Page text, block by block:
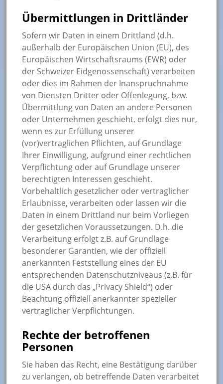
Übermittlungen in Drittländer
Sofern wir Daten in einem Drittland (d.h.
außerhalb der Europäischen Union (EU), des
Europäischen Wirtschaftsraums (EWR) oder
der Schweizer Eidgenossenschaft) verarbeiten
oder dies im Rahmen der Inanspruchnahme
von Diensten Dritter oder Offenlegung, bzw.
Übermittlung von Daten an andere Personen
oder Unternehmen geschieht, erfolgt dies nur,
wenn es zur Erfüllung unserer
(vor)vertraglichen Pflichten, auf Grundlage
Ihrer Einwilligung, aufgrund einer rechtlichen
Verpflichtung oder auf Grundlage unserer
berechtigten Interessen geschieht.
Vorbehaltlich gesetzlicher oder vertraglicher
Erlaubnisse, verarbeiten oder lassen wir die
Daten in einem Drittland nur beim Vorliegen
der gesetzlichen Voraussetzungen. D.h. die
Verarbeitung erfolgt z.B. auf Grundlage
besonderer Garantien, wie der offiziell
anerkannten Feststellung eines der EU
entsprechenden Datenschutzniveaus (z.B. für
die USA durch das „Privacy Shield“) oder
Beachtung offiziell anerkannter spezieller
vertraglicher Verpflichtungen.
Rechte der betroffenen
Personen
Sie haben das Recht, eine Bestätigung darüber
zu verlangen, ob betreffende Daten verarbeitet